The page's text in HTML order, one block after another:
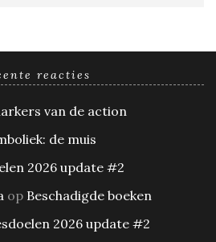
reacties
van de action
de muis
2026 update #2
op Beschadigde boeken
2026 update #2